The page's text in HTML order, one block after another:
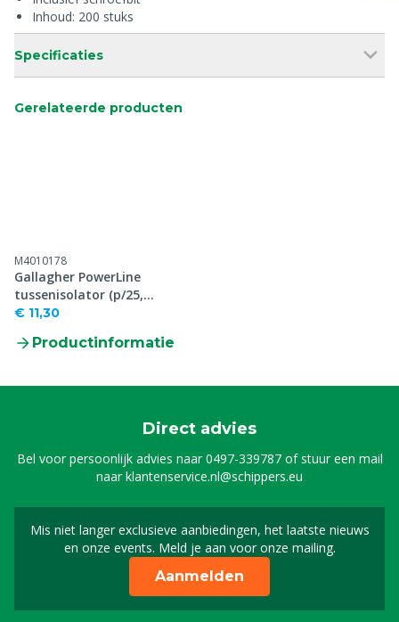
Inhoud: 200 stuks
Specificaties
Gerelateerde producten
M4010178
Gallagher PowerLine
tussenisolator (p/25,
p/125)
€ 11,30
Productinformatie
Direct advies
Bel voor persoonlijk advies naar0497-339787of stuur een mail
naarklantenservice.nl@schippers.eu
Mis niet langer exclusieve aanbiedingen, het laatste nieuws
en onze events. Meld je aan voor onze mailing.
Schrijf je in voor onze
Aanmelden